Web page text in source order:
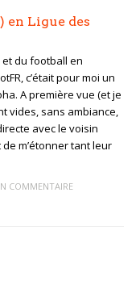
en Ligue des
et du football en
c’était pour moi un
A première vue (et je
vides, sans ambiance,
avec le voisin
m’étonner tant leur
COMMENTAIRE